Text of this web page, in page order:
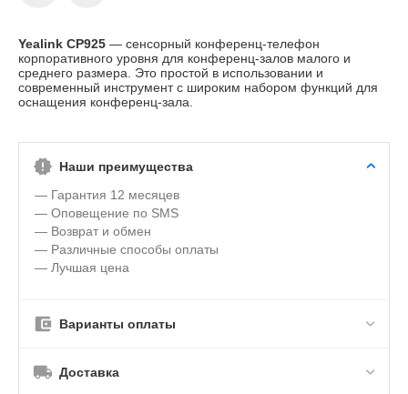
Yealink CP925 — сенсорный конференц-телефон
корпоративного уровня для конференц-залов малого и
среднего размера. Это простой в использовании и
современный инструмент с широким набором функций для
оснащения конференц-зала.
Наши преимущества
— Гарантия 12 месяцев
— Оповещение по SMS
— Возврат и обмен
— Различные способы оплаты
— Лучшая цена
Варианты оплаты
Доставка